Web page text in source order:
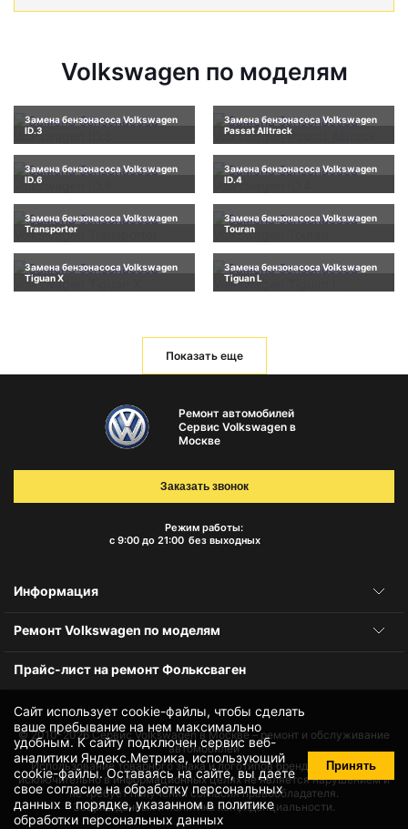
Volkswagen по моделям
Замена бензонасоса Volkswagen
ID.3
Замена бензонасоса Volkswagen
Passat Alltrack
Замена бензонасоса Volkswagen
ID.6
Замена бензонасоса Volkswagen
ID.4
Замена бензонасоса Volkswagen
Transporter
Замена бензонасоса Volkswagen
Touran
Замена бензонасоса Volkswagen
Tiguan X
Замена бензонасоса Volkswagen
Tiguan L
Показать еще
Сайт использует cookie-файлы, чтобы сделать
ваше пребывание на нем максимально
удобным. К cайту подключен сервис веб-
аналитики Яндекс.Метрика, использующий
cookie-файлы. Оставаясь на сайте, вы даете
своесогласие на обработку персональных
данных в порядке, указанном в политике
обработки персональных данных
Принять
Ремонт автомобилей
Сервис Volkswagen в
Москве
Режим работы:
с 9:00 до 21:00 без выходных
Заказать звонок
Информация
Ремонт Volkswagen по моделям
Прайс-лист на ремонт Фольксваген
© 2010-2026Сервис Volkswagen в Москве – ремонт и обслуживание
автомобилей
Использование товарного знака и логотипов бренда происходит
исключительно в информационных целях не является нарушением и
не требует получения согласия правообладателя.
Защита данных и политика конфиденциальности.